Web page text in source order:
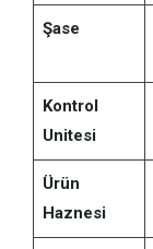
Şase
Kontrol
Unitesi
Ürün
Haznesi